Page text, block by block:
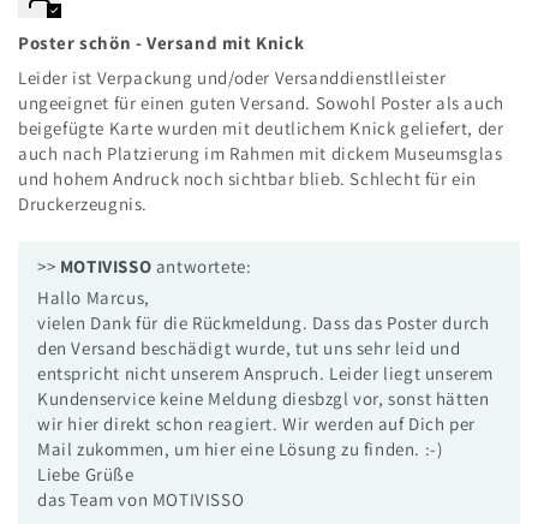
Poster schön - Versand mit Knick
Leider ist Verpackung und/oder Versanddienstlleister
ungeeignet für einen guten Versand. Sowohl Poster als auch
beigefügte Karte wurden mit deutlichem Knick geliefert, der
auch nach Platzierung im Rahmen mit dickem Museumsglas
und hohem Andruck noch sichtbar blieb. Schlecht für ein
Druckerzeugnis.
>> MOTIVISSO antwortete:
Hallo Marcus,
vielen Dank für die Rückmeldung. Dass das Poster durch
den Versand beschädigt wurde, tut uns sehr leid und
entspricht nicht unserem Anspruch. Leider liegt unserem
Kundenservice keine Meldung diesbzgl vor, sonst hätten
wir hier direkt schon reagiert. Wir werden auf Dich per
Mail zukommen, um hier eine Lösung zu finden. :-)
Liebe Grüße
das Team von MOTIVISSO